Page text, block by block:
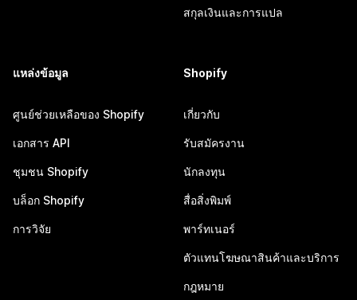
สกุลเงินและการแปล
แหล่งข้อมูล
ศูนย์ช่วยเหลือของ Shopify
เอกสาร API
ชุมชน Shopify
บล็อก Shopify
การวิจัย
Shopify
เกี่ยวกับ
รับสมัครงาน
นักลงทุน
สื่อสิ่งพิมพ์
พาร์ทเนอร์
ตัวแทนโฆษณาสินค้าและบริการ
กฎหมาย